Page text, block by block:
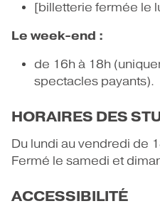
[billetterie fermée le
Le week-end :
de 16h à 18h
spectacles payants).
HORAIRES DES
Du lundi au vendredi de
Fermé le samedi et
ACCESSIBILITÉ
BILLETTERIE
CONTACT